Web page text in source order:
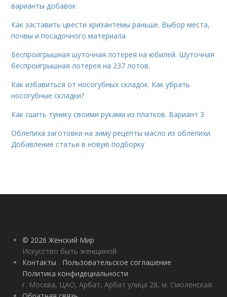
варианты добавок
Как заставить цвести хризантемы раньше. Выбор места,
почвы и посадочного материала
Беспроигрышная шуточная лотерея на юбилей. Шуточная
беспроигрышная лотерея на 237 лотов.
Как избавиться от носогубных складок. Как убрать
носогубные складки?
Как сшить тунику своими руками из платков. Вариант 3
Облепиха заготовки на зиму рецепты масло из облепихи.
Добавление статьи в новую подборку
© 2026 Женский Мир
Искусство быть женщиной
Контакты
Пользовательское соглашение
Политика конфидециальности
г. Москва, ЦАО, Арбат, Арбат улица 28, м. Смоленская